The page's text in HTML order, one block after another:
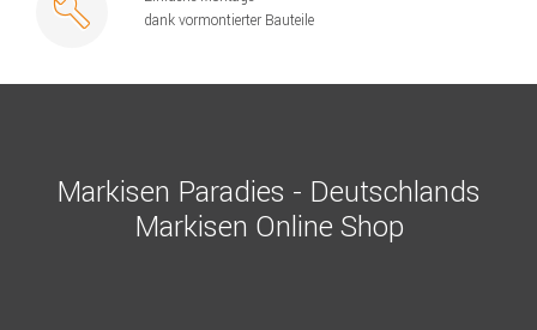
dank vormontierter Bauteile
Markisen Paradies - Deutschlands
Markisen Online Shop